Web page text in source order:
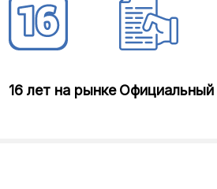
16 лет на рынке Официальный